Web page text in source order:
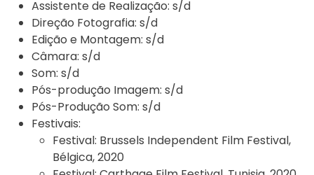
Assistente de Realização: s/d
Direção Fotografia: s/d
Edição e Montagem: s/d
Câmara: s/d
Som: s/d
Pós-produção Imagem: s/d
Pós-Produção Som: s/d
Festivais:
Festival: Brussels Independent Film Festival,
Bélgica, 2020